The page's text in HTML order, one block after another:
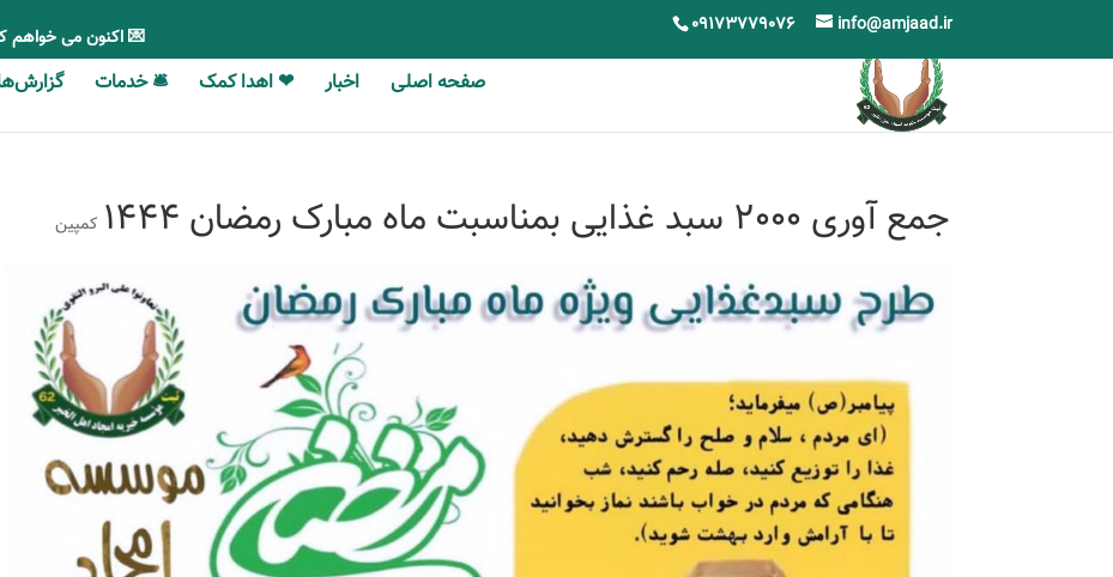
09173779076 info@amjaad.ir 💌 اکنون می خواهم
صفحه اصلی اخبار ❤ اهدا کمک 🛎 خدمات گزارش‎‎‌های سالانه
جمع آوری 2000 سبد غذایی بمناسبت ماه مبارک رمضان 1444 کمپین